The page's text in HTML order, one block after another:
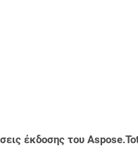
έκδοσης του